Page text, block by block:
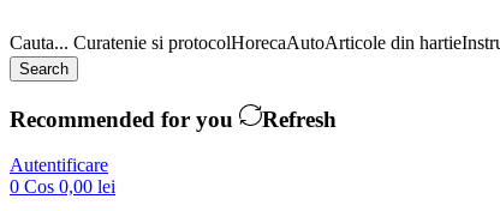
Cauta... Curatenie si protocolHorecaAutoArticole din hartie
Search
Recommended for you Refresh
Autentificare
0 Cos 0,00 lei